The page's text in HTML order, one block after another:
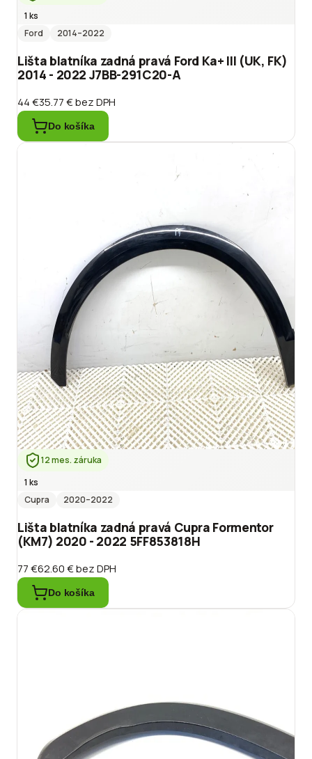
1 ks
Ford
2014–2022
Lišta blatníka zadná pravá Ford Ka+ III (UK, FK)
2014 - 2022 J7BB-291C20-A
44 €35.77 €bez DPH
Do košíka
12 mes. záruka
1 ks
Cupra
2020–2022
Lišta blatníka zadná pravá Cupra Formentor
(KM7) 2020 - 2022 5FF853818H
77 €62.60 €bez DPH
Do košíka